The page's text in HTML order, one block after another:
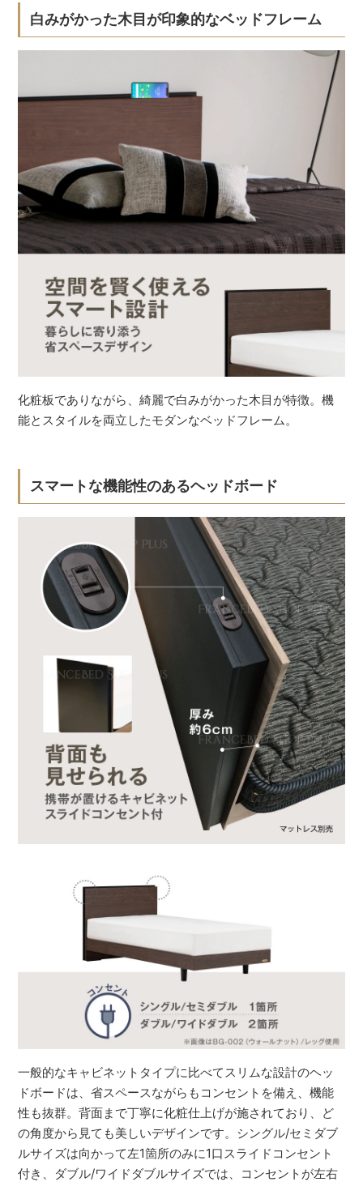
白みがかった木目が印象的なベッドフレーム
化粧板でありながら、綺麗で白みがかった木目が特徴。機
能とスタイルを両立したモダンなベッドフレーム。
スマートな機能性のあるヘッドボード
一般的なキャビネットタイプに比べてスリムな設計のヘッ
ドボードは、省スペースながらもコンセントを備え、機能
性も抜群。背面まで丁寧に化粧仕上げが施されており、ど
の角度から見ても美しいデザインです。シングル/セミダブ
ルサイズは向かって左1箇所のみに1口スライドコンセント
付き、ダブル/ワイドダブルサイズでは、コンセントが左右